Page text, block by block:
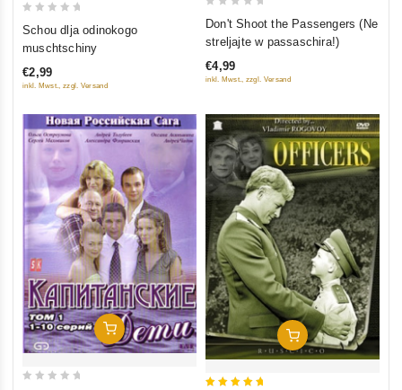
5
Schou dlja odinokogo
muschtschiny
€2,99
inkl. Mwst., zzgl. Versand
5
Don't Shoot the Passengers (Ne
streljajte w passaschira!)
€4,99
inkl. Mwst., zzgl. Versand
In Den Warenkorb
In Den Warenkorb